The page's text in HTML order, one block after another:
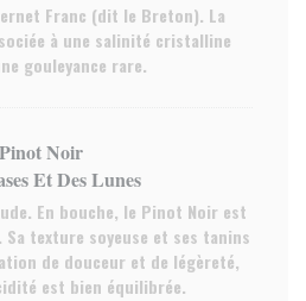
Franc (dit le Breton). La
à une salinité cristalline
gouleyance rare.
Pinot Noir
Et Des Lunes
En bouche, le Pinot Noir est
texture soyeuse et ses tanins
de douceur et de légèreté,
est bien équilibrée.